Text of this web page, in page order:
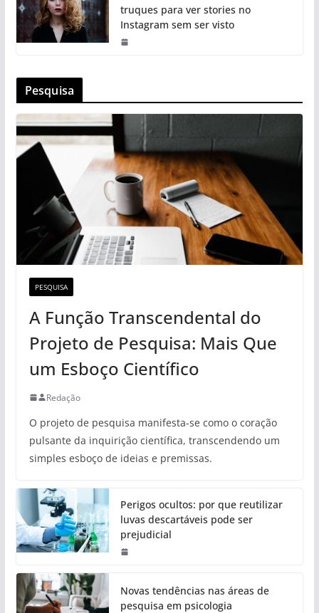
truques para ver stories no
Instagram sem ser visto
Pesquisa
PESQUISA
A Função Transcendental do
Projeto de Pesquisa: Mais Que
um Esboço Científico
Redação
O projeto de pesquisa manifesta-se como o coração
pulsante da inquirição científica, transcendendo um
simples esboço de ideias e premissas.
Perigos ocultos: por que reutilizar
luvas descartáveis pode ser
prejudicial
Novas tendências nas áreas de
pesquisa em psicologia